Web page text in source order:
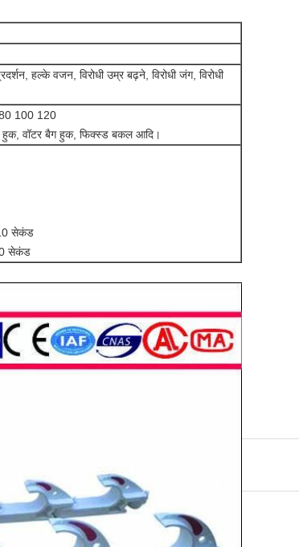
हल्के वजन, विरोधी उम्र बढ़ने, विरोधी जंग, विरोधी
100 120
वॉटर बैग हुक, फिक्स्ड बकल आदि।
सेकंड
सेकंड